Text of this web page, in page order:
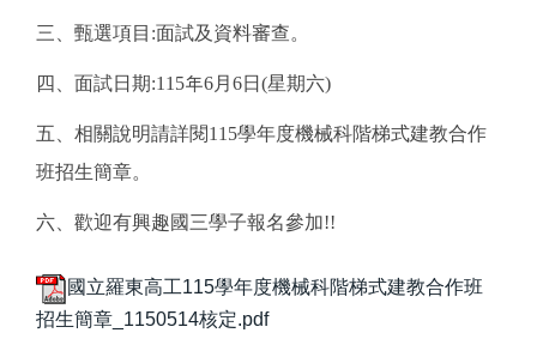
三、甄選項目:面試及資料審查。
四、面試日期:115年6月 6日 (星期六)
五、相關說明請詳閱115學年度機械科階梯式建教合作
班招生簡章。
六、歡迎有興趣國三學子報名參加!!
國立羅東高工115學年度機械科階梯式建教合作班
招生簡章_1150514核定.pdf